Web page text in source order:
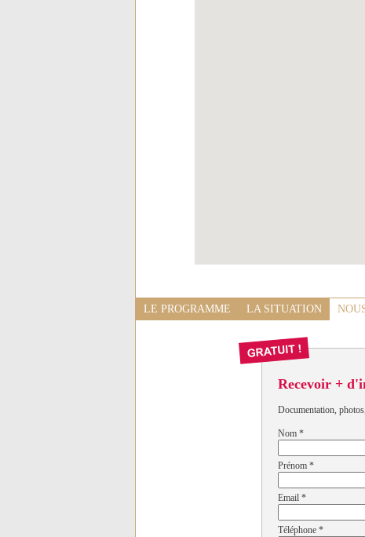
LE PROGRAMME LA SITUATION
Recevoir +
Documentation,
Nom *
Prénom *
Email *
Téléphone *